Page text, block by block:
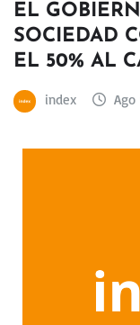
EL
SOCIEDAD
EL 50% AL
index Ago